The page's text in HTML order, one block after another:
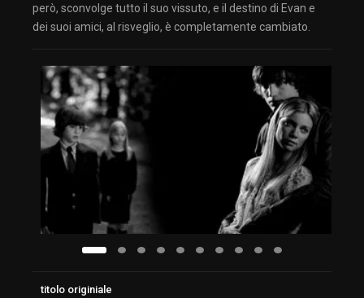
però, sconvolge tutto il suo vissuto, e il destino di Evan e
dei suoi amici, al risveglio, è completamente cambiato.
titolo originiale